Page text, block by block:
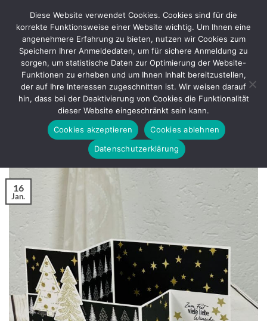
Inhalt
springen
SCHLAGWORT-ARCHIVE:Z-FOLD-CARD
BASTELANLEITUNG
Z-Fold-Card in der Vorweihnachtszeit
VERÖFFENTLICHT AM VON
16
Jan.
Diese Website verwendet Cookies. Cookies sind für die
korrekte Funktionsweise einer Website wichtig. Um Ihnen eine
angenehmere Erfahrung zu bieten, nutzen wir Cookies zum
Speichern Ihrer Anmeldedaten, um für sichere Anmeldung zu
sorgen, um statistische Daten zur Optimierung der Website-
Funktionen zu erheben und um Ihnen Inhalt bereitzustellen,
der auf Ihre Interessen zugeschnitten ist. Wir weisen darauf
hin, dass bei der Deaktivierung von Cookies die Funktionalität
dieser Website eingeschränkt sein kann.
Cookies akzeptieren
Cookies ablehnen
Datenschutzerklärung